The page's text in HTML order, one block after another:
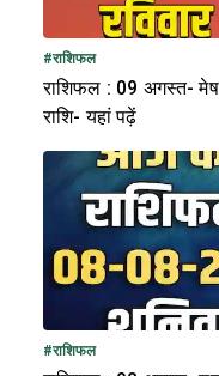
#राशिफल
राशिफल : 09 अगस्त-
राशि- यहां पढ़ें
#राशिफल